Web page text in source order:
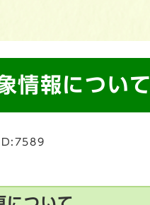
情報について
ID:7589